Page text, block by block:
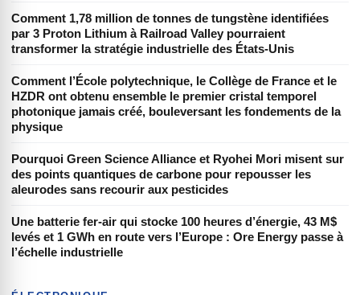
Comment 1,78 million de tonnes de tungstène identifiées
par 3 Proton Lithium à Railroad Valley pourraient
transformer la stratégie industrielle des États-Unis
Comment l’École polytechnique, le Collège de France et le
HZDR ont obtenu ensemble le premier cristal temporel
photonique jamais créé, bouleversant les fondements de la
physique
Pourquoi Green Science Alliance et Ryohei Mori misent sur
des points quantiques de carbone pour repousser les
aleurodes sans recourir aux pesticides
Une batterie fer-air qui stocke 100 heures d’énergie, 43 M$
levés et 1 GWh en route vers l’Europe : Ore Energy passe à
l’échelle industrielle